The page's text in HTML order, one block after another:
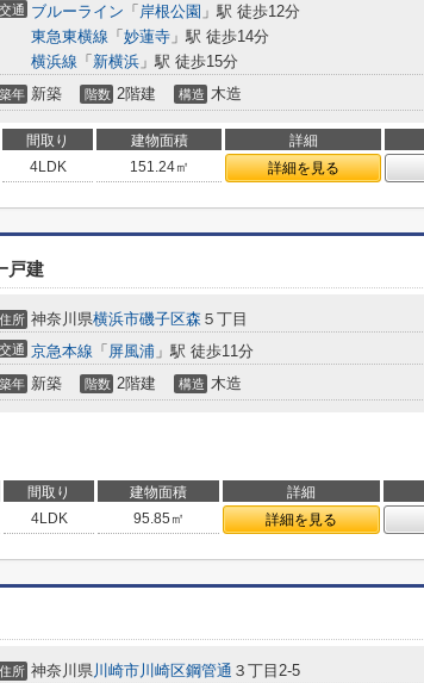
交通 ブルーライン 「 岸根公園 」駅 徒歩12分
東急東横線 「 妙蓮寺 」駅 徒歩14分
横浜線 「 新横浜 」駅 徒歩15分
築年 新築 階数 2階建 構造 木造
間取り 建物面積 詳細
4LDK 151.24㎡ 詳細を見る
戸建
住所 神奈川県横浜市磯子区森 ５丁目
交通 京急本線 「 屏風浦 」駅 徒歩11分
築年 新築 階数 2階建 構造 木造
間取り 建物面積 詳細
4LDK 95.85㎡ 詳細を見る
住所 神奈川県川崎市川崎区鋼管通 ３丁目2-5